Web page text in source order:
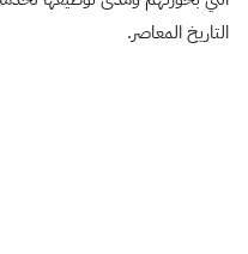
التاريخ المعاصر.